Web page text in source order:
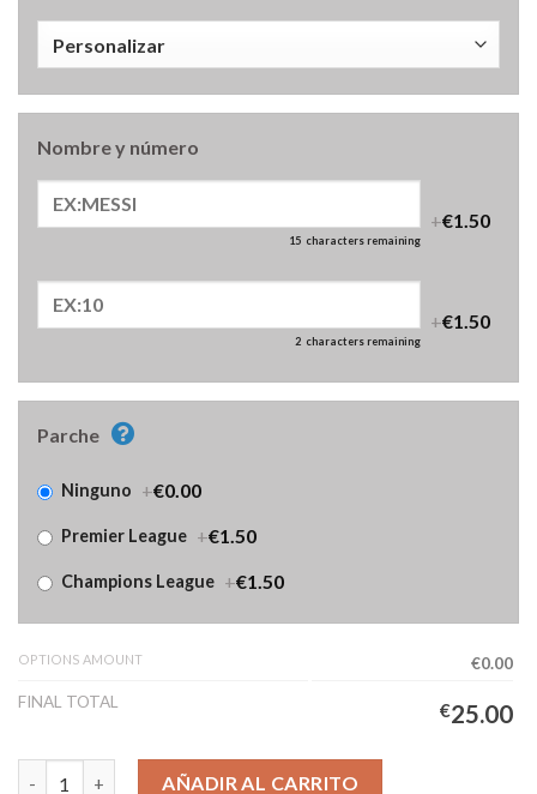
Nombre y número
15 characters remaining
+€1.50
2 characters remaining
+€1.50
Parche
Ninguno +€0.00
Premier League +€1.50
Champions League +€1.50
OPTIONS AMOUNT
€0.00
FINAL TOTAL
€25.00
Camiseta Liverpool Primera Equipación Mujer 2025/2026
AÑADIR AL CARRITO